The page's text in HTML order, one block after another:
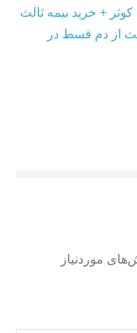
+ خرید بیمه ثالث
از دم قسط در
موردنیاز